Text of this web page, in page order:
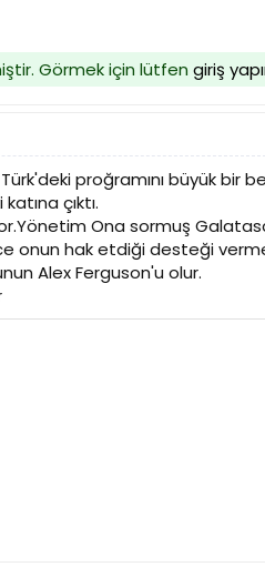
Görmek için lütfen giriş
proğramını büyük
çıktı.
Ona sormuş
onun hak etdiği desteği
Alex Ferguson'u olur.